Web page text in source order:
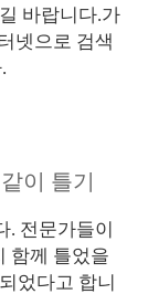
바랍니다.가
넷으로 검색
이 틀기
. 전문가들이
함께 틀었을
었다고 합니